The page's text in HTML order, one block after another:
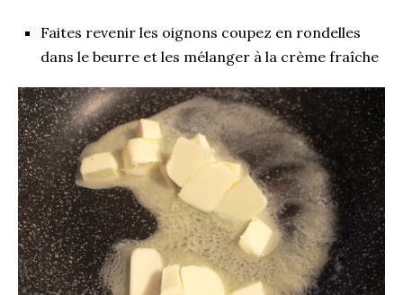
Faites revenir les oignons coupez en rondelles
dans le beurre et les mélanger à la crème fraîche